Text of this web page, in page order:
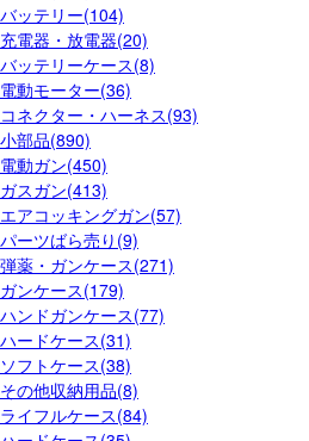
バッテリー(104)
充電器・放電器(20)
バッテリーケース(8)
電動モーター(36)
コネクター・ハーネス(93)
小部品(890)
電動ガン(450)
ガスガン(413)
エアコッキングガン(57)
パーツばら売り(9)
弾薬・ガンケース(271)
ガンケース(179)
ハンドガンケース(77)
ハードケース(31)
ソフトケース(38)
その他収納用品(8)
ライフルケース(84)